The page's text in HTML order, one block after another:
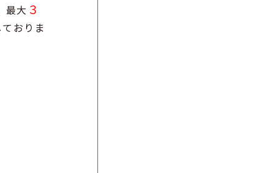
最大 ３
おりま